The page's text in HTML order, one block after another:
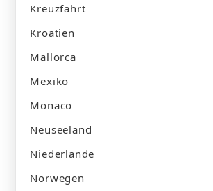
Kreuzfahrt
Kroatien
Mallorca
Mexiko
Monaco
Neuseeland
Niederlande
Norwegen